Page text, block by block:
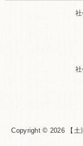
Copyright © 2026 【土